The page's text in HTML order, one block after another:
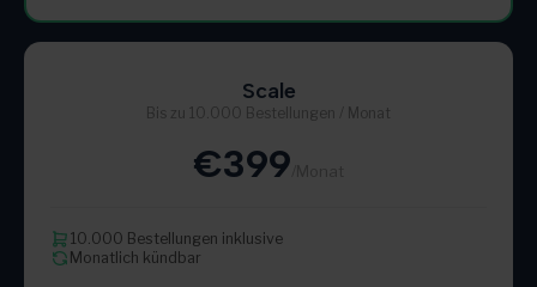
Scale
Bis zu 10.000 Bestellungen / Monat
€399
10.000 Bestellungen inklusive
Monatlich kündbar